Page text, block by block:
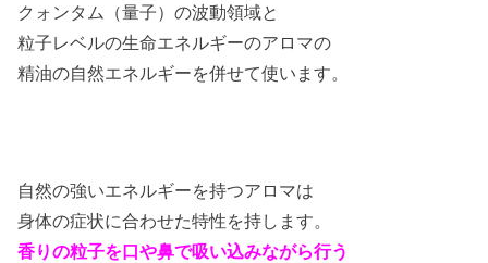
クォンタム（量子）の波動領域と
粒子レベルの生命エネルギーのアロマの
精油の自然エネルギーを併せて使います。
自然の強いエネルギーを持つアロマは
身体の症状に合わせた特性を持します。
香りの粒子を口や鼻で吸い込みながら行う